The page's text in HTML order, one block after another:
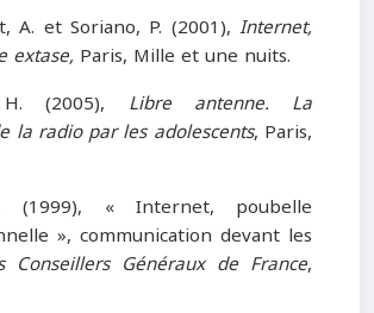
A. et Soriano, P. (2001), Internet,
extase, Paris, Mille et une nuits.
H. (2005), Libre antenne. La
la radio par les adolescents, Paris,
(1999), « Internet, poubelle
», communication devant les
Conseillers Généraux de France,